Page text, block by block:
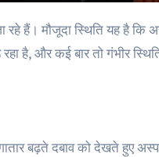
है, और कई बार तो गंभीर
बढ़ते दबाव को देखते हुए